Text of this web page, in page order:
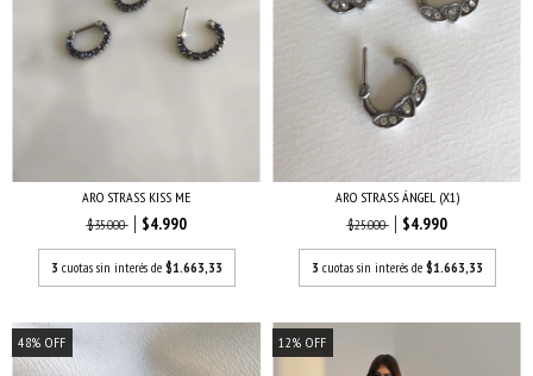
ARO STRASS KISS ME
$35.000
$4.990
3 cuotas sin interés de $1.663,33
ARO STRASS ÁNGEL (X1)
$25.000
$4.990
3 cuotas sin interés de $1.663,33
48% OFF 12% OFF